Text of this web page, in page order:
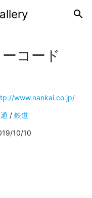
search
コード
www.nankai.co.jp/
/ 鉄道
10/10